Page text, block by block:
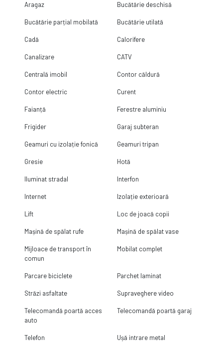
Aragaz Bucătărie deschisă
Bucătărie parțial mobilată Bucătărie utilată
Cadă Calorifere
Canalizare CATV
Centrală imobil Contor căldură
Contor electric Curent
Faianță Ferestre aluminiu
Frigider Garaj subteran
Geamuri cu izolație fonică Geamuri tripan
Gresie Hotă
Iluminat stradal Interfon
Internet Izolație exterioară
Lift Loc de joacă copii
Mașină de spălat rufe Mașină de spălat vase
Mijloace de transport în
comun
Mobilat complet
Parcare biciclete Parchet laminat
Străzi asfaltate Supraveghere video
Telecomandă poartă acces
auto
Telecomandă poartă garaj
Telefon Ușă intrare metal